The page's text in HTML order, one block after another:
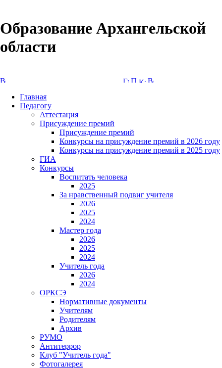
Образование Архангельской
области
Главная
Педагогу
Аттестация
Присуждение премий
Присуждение премий
Конкурсы на присуждение премий в 2026 году
Конкурсы на присуждение премий в 2025 году
ГИА
Конкурсы
Воспитать человека
2025
За нравственный подвиг учителя
2026
2025
2024
Мастер года
2026
2025
2024
Учитель года
2026
2024
ОРКСЭ
Нормативные документы
Учителям
Родителям
Архив
РУМО
Антитеррор
Клуб "Учитель года"
Фотогалерея